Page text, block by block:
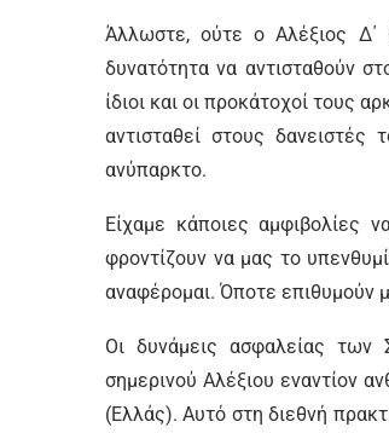
Άλλωστε, ούτε ο Αλέξιος Δ΄
δυνατότητα να αντισταθούν
ίδιοι και οι προκάτοχοί τους
αντισταθεί στους
ανύπαρκτο.
Είχαμε κάποιες αμφιβολίες
φροντίζουν να μας το
αναφέρομαι. Όποτε επιθυμούν
Οι δυνάμεις ασφαλείας των
σημερινού Αλέξιου εναντίον
(Ελλάς). Αυτό στη διεθνή